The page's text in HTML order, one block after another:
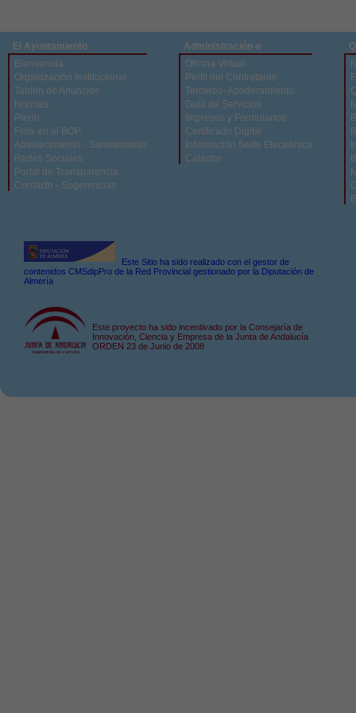
El Ayuntamiento
Bienvenida
Organización Institucional
Tablón de Anuncios
Normas
Pleno
Felix en el BOP
Abastecimiento - Saneamiento
Redes Sociales
Portal de Transparencia
Contacto - Sugerencias
Administración-e
Oficina Virtual
Perfil del Contratante
Terceros- Apoderamiento
Guía de Servicios
Impresos y Formularios
Certificado Digital
Información Sede Electrónica
Catastro
Este Sitio ha sido realizado con el gestor de
contenidos CMSdipPro de la Red Provincial gestionado por la Diputación de
Almería
Este proyecto ha sido incentivado por la Consejaría de
Innovación, Ciencia y Empresa de la Junta de Andalucía
ORDEN 23 de Junio de 2008